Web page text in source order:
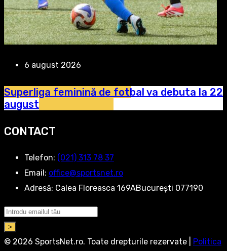
6 august 2026
Superliga feminină de fotbal va debuta la 22
august
CONTACT
Telefon: ‭(021) 313 78 37‬
Email: office@sportsnet.ro
Adresă: Calea Floreasca 169ABucurești 077190
>
© 2026 SportsNet.ro. Toate drepturile rezervate | Politica